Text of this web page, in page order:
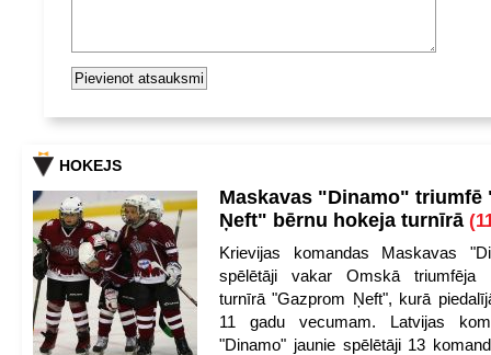
HOKEJS
Maskavas "Dinamo" triumfē
Ņeft" bērnu hokeja turnīrā
Krievijas komandas Maskavas
spēlētāji vakar Omskā triumfēja
turnīrā "Gazprom Ņeft", kurā
11 gadu vecumam. Latvijas
"Dinamo" jaunie spēlētāji 13